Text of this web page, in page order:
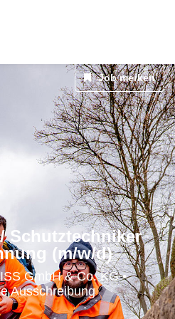
Schutztechniker
(m/w/d)
GmbH & Co. KG •
Ausschreibung
Job merken